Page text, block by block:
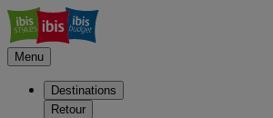
Menu
Destinations
Retour